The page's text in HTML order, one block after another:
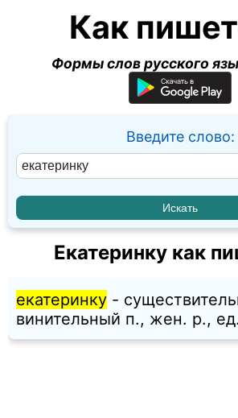
Как
Формы слов русского
Введите слово:
Екатеринку как
екатеринку -
винительный п., жен. p.,